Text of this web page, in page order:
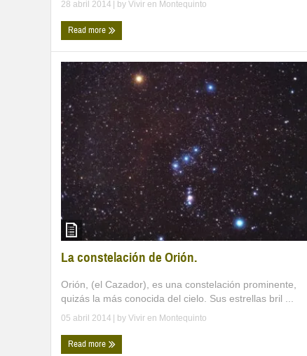
28 abril 2014 | by Vivir en Montequinto
Read more
La constelación de Orión.
Orión, (el Cazador), es una constelación prominente,
quizás la más conocida del cielo. Sus estrellas bril ...
05 abril 2014 | by Vivir en Montequinto
Read more